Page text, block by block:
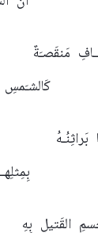
مَنقَصـَةٌ
كَالشـَمسِ
بَراثِنُـهُ
القَتيلِ بِهِ